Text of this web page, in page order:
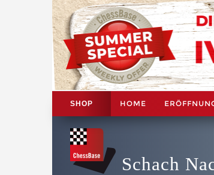
SHOP HOME
Schach